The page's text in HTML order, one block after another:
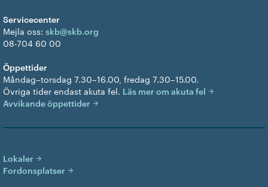
Servicecenter
Mejla oss: skb@skb.org
08-704 60 00
Öppettider
Måndag–torsdag 7.30–16.00, fredag 7.30–15.00.
Övriga tider endast akuta fel. Läs mer om akuta fel
Avvikande öppettider
Lokaler
Fordonsplatser